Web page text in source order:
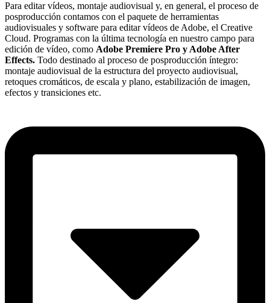
Para editar vídeos, montaje audiovisual y, en general, el proceso de
posproducción contamos con el paquete de herramientas
audiovisuales y software para editar vídeos de Adobe, el Creative
Cloud. Programas con la última tecnología en nuestro campo para
edición de vídeo, como Adobe Premiere Pro y Adobe After
Effects. Todo destinado al proceso de posproducción íntegro:
montaje audiovisual de la estructura del proyecto audiovisual,
retoques cromáticos, de escala y plano, estabilización de imagen,
efectos y transiciones etc.